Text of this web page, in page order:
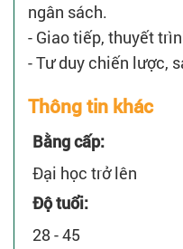
ngân sách.
- Giao tiếp, thuyết
- Tư duy chiến lược,
Thông tin khác
Bằng cấp:
Đại học trở lên
Độ tuổi:
28 - 45